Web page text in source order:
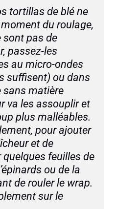
tortillas de blé ne
du roulage,
sont pas de
passez-les
au micro-ondes
suffisent) ou dans
sans matière
va les assouplir et
plus malléables.
pour ajouter
et de
feuilles de
ou de la
de rouler le wrap.
sur le